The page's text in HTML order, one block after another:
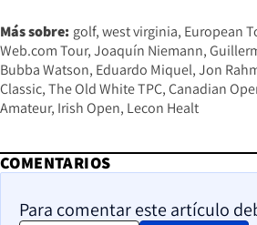
Más sobre: golf west virginia European
Web.com Tour Joaquín Niemann
Bubba Watson Eduardo Miquel Jon
Classic The Old White TPC Canadian
Amateur Irish Open Lecon Healt
COMENTARIOS
Para comentar este artículo